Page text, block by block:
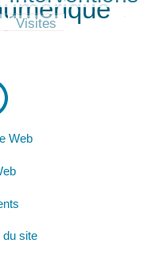
Visites
Web
du site